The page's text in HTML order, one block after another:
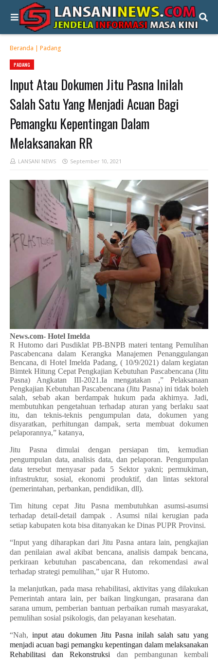
Beranda | Padang
PADANG
Input Atau Dokumen Jitu Pasna Inilah
Salah Satu Yang Menjadi Acuan Bagi
Pemangku Kepentingan Dalam
Melaksanakan RR
LANSANI NEWS September 10, 2021
News.com- Hotel Imelda
R Hutomo dari Pusdiklat PB-BNPB materi tentang Pemulihan
Pascabencana dalam Kerangka Manajemen Penanggulangan
Bencana, di Hotel Imelda Padang, ( 10/9/2021) dalam kegiatan
Bimtek Hitung Cepat Pengkajian Kebutuhan Pascabencana (Jitu
Pasna) Angkatan III-2021.Ia mengatakan ,” Pelaksanaan
Pengkajian Kebutuhan Pascabencana (Jitu Pasna) ini tidak boleh
salah, sebab akan berdampak hukum pada akhirnya. Jadi,
membutuhkan pengetahuan terhadap aturan yang berlaku saat
itu, dan teknis-teknis pengumpulan data, dokumen yang
disyaratkan, perhitungan dampak, serta membuat dokumen
pelaporannya,” katanya,
Jitu Pasna dimulai dengan persiapan tim, kemudian
pengumpulan data, analisis data, dan pelaporan. Pengumpulan
data tersebut menyasar pada 5 Sektor yakni; permukiman,
infrastruktur, sosial, ekonomi produktif, dan lintas sektoral
(pemerintahan, perbankan, pendidikan, dll).
Tim hitung cepat Jitu Pasna membutuhkan asumsi-asumsi
terhadap detail-detail dampak . Asumsi nilai kerugian pada
setiap kabupaten kota bisa ditanyakan ke Dinas PUPR Provinsi.
“Input yang diharapkan dari Jitu Pasna antara lain, pengkajian
dan penilaian awal akibat bencana, analisis dampak bencana,
perkiraan kebutuhan pascabencana, dan rekomendasi awal
terhadap strategi pemulihan,” ujar R Hutomo.
Ia melanjutkan, pada masa rehabilitasi, aktivitas yang dilakukan
Pemerintah antara lain, per baikan lingkungan, prasarana dan
sarana umum, pemberian bantuan perbaikan rumah masyarakat,
pemulihan sosial psikologis, dan pelayanan kesehatan.
“Nah, input atau dokumen Jitu Pasna inilah salah satu yang
menjadi acuan bagi pemangku kepentingan dalam melaksanakan
Rehabilitasi dan Rekonstruksi dan pembangunan kembali